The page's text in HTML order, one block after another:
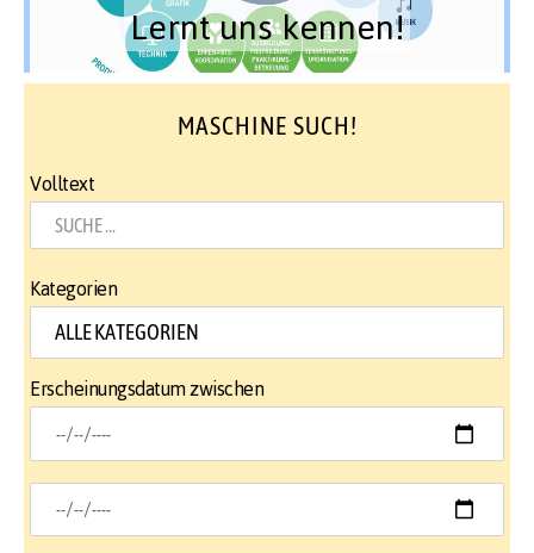
Lernt uns kennen!
MASCHINE SUCH!
Volltext
Kategorien
Erscheinungsdatum zwischen